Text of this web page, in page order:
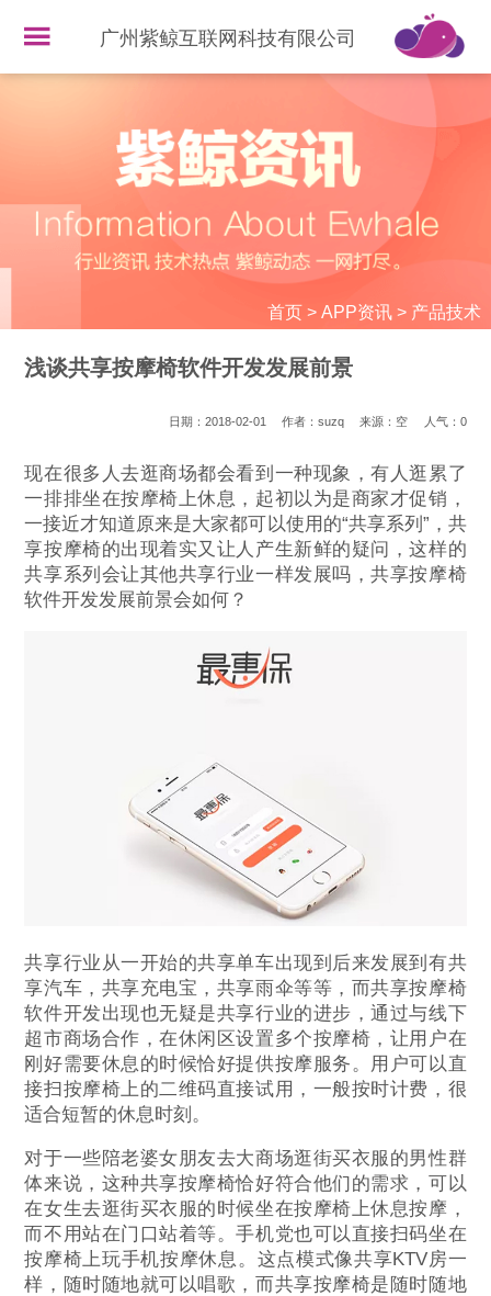
广州紫鲸互联网科技有限公司
首页> APP资讯> 产品技术
浅谈共享按摩椅软件开发发展前景
日期：2018-02-01 作者：suzq 来源：空 人气： 0
现在很多人去逛商场都会看到一种现象，有人逛累了
一排排坐在按摩椅上休息，起初以为是商家才促销，
一接近才知道原来是大家都可以使用的“共享系列”，共
享按摩椅的出现着实又让人产生新鲜的疑问，这样的
共享系列会让其他共享行业一样发展吗，共享按摩椅
软件开发发展前景会如何？
共享行业从一开始的共享单车出现到后来发展到有共
享汽车，共享充电宝，共享雨伞等等，而共享按摩椅
软件开发出现也无疑是共享行业的进步，通过与线下
超市商场合作，在休闲区设置多个按摩椅，让用户在
刚好需要休息的时候恰好提供按摩服务。用户可以直
接扫按摩椅上的二维码直接试用，一般按时计费，很
适合短暂的休息时刻。
对于一些陪老婆女朋友去大商场逛街买衣服的男性群
体来说，这种共享按摩椅恰好符合他们的需求，可以
在女生去逛街买衣服的时候坐在按摩椅上休息按摩，
而不用站在门口站着等。手机党也可以直接扫码坐在
按摩椅上玩手机按摩休息。这点模式像共享KTV房一
样，随时随地就可以唱歌，而共享按摩椅是随时随地